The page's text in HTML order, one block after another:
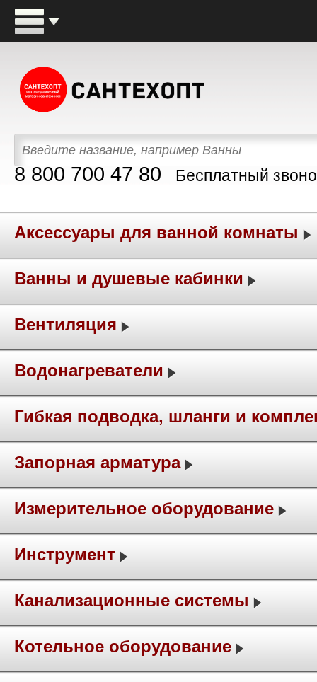
8 800 700 47 80 Бесплатный
Аксессуары для ванной комнаты
Ванны и душевые кабинки
Вентиляция
Водонагреватели
Гибкая подводка, шланги и
Запорная арматура
Измерительное оборудование
Инструмент
Канализационные системы
Котельное оборудование